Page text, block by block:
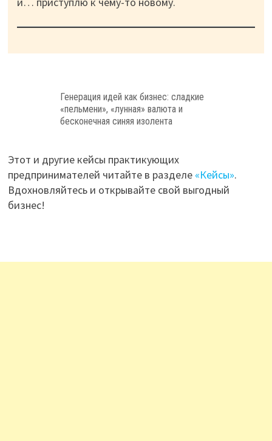
Генерация идей как бизнес: сладкие
«пельмени», «лунная» валюта и
бесконечная синяя изолента
Этот и другие кейсы практикующих
предпринимателей читайте в разделе «Кейсы».
Вдохновляйтесь и открывайте свой выгодный
бизнес!